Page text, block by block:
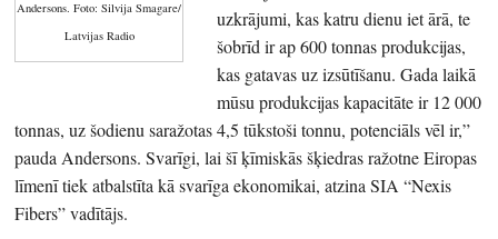
Andersons.Foto: Silvija Smagare/
Latvijas Radio
uzkrājumi, kas katru dienu iet ārā, te
šobrīd ir ap 600 tonnas produkcijas,
kas gatavas uz izsūtīšanu. Gada laikā
mūsu produkcijas kapacitāte ir 12 000
tonnas, uz šodienu saražotas 4,5 tūkstoši tonnu, potenciāls vēl ir,”
pauda Andersons. Svarīgi, lai šī ķīmiskās šķiedras ražotne Eiropas
līmenī tiek atbalstīta kā svarīga ekonomikai, atzina SIA “Nexis
Fibers” vadītājs.